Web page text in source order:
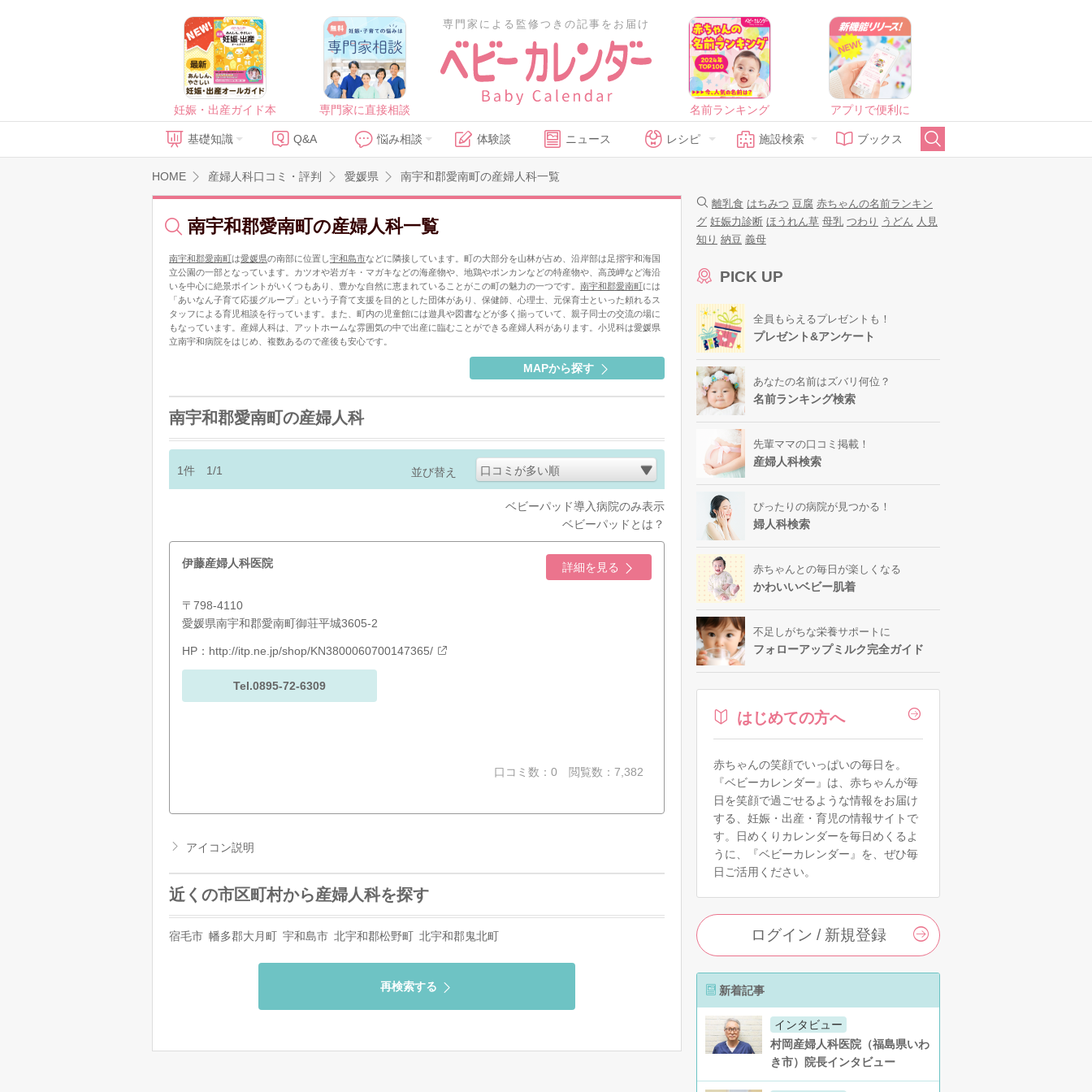
妊娠・出産ガイド本 専門家に直接相談
専門家による監修つきの記事をお届け
名前ランキング アプリで便利に
基礎知識 Q&A 悩み相談 体験談 ニュース レシピ 施設検索 ブックス
HOME 産婦人科口コミ・評判 愛媛県 南宇和郡愛南町の産婦人科一覧
南宇和郡愛南町の産婦人科一覧
南宇和郡愛南町 は愛媛県の南部に位置し宇和島市などに隣接しています。町の大部分を山林が占め、沿岸部は足摺宇和海国
立公園の一部となっています。カツオや岩ガキ・マガキなどの海産物や、地鶏やポンカンなどの特産物や、高茂岬など海沿
いを中心に絶景ポイントがいくつもあり、豊かな自然に恵まれていることがこの町の魅力の一つです。 南宇和郡愛南町 には
「あいなん子育て応援グループ」という子育て支援を目的とした団体があり、保健師、心理士、元保育士といった頼れるス
タッフによる育児相談を行っています。また、町内の児童館には遊具や図書などが多く揃っていて、親子同士の交流の場に
もなっています。産婦人科は、アットホームな雰囲気の中で出産に臨むことができる産婦人科があります。小児科は愛媛県
立南宇和病院をはじめ、複数あるので産後も安心です。
MAPから探す
南宇和郡愛南町の産婦人科
1件 1/1 並び替え 口コミが多い順
ベビーパッド導入病院のみ表示
ベビーパッドとは？
詳細を見る
伊藤産婦人科医院
〒798-4110
愛媛県南宇和郡愛南町御荘平城3605-2
HP： http://itp.ne.jp/shop/KN3800060700147365/
Tel.0895-72-6309
口コミ数：0 閲覧数：7,382
アイコン説明
近くの市区町村から産婦人科を探す
宿毛市 幡多郡大月町 宇和島市 北宇和郡松野町 北宇和郡鬼北町
再検索する
離乳食 はちみつ 豆腐 赤ちゃんの名前ランキン
グ 妊娠力診断 ほうれん草 母乳 つわり うどん 人見
知り 納豆 義母
PICK UP
全員もらえるプレゼントも！
プレゼント&アンケート
あなたの名前はズバリ何位？
名前ランキング検索
先輩ママの口コミ掲載！
産婦人科検索
ぴったりの病院が見つかる！
婦人科検索
赤ちゃんとの毎日が楽しくなる
かわいいベビー肌着
不足しがちな栄養サポートに
フォローアップミルク完全ガイド
はじめての方へ
赤ちゃんの笑顔でいっぱいの毎日を。
『ベビーカレンダー』は、赤ちゃんが毎
日を笑顔で過ごせるような情報をお届け
する、妊娠・出産・育児の情報サイトで
す。日めくりカレンダーを毎日めくるよ
うに、『ベビーカレンダー』を、ぜひ毎
日ご活用ください。
ログイン / 新規登録
新着記事
インタビュー
村岡産婦人科医院（福島県いわ
き市）院長インタビュー